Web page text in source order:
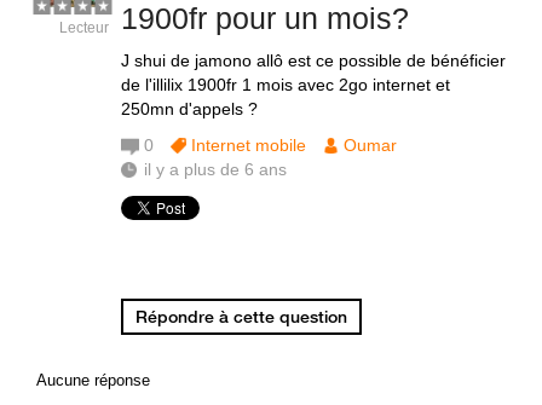
1900fr pour un mois?
J shui de jamono allô est ce possible de bénéficier
de l'illilix 1900fr 1 mois avec 2go internet et
250mn d'appels ?
Lecteur
0 Internet mobile
Oumar
il y a plus de 6 ans
Répondre à cette question
Aucune réponse